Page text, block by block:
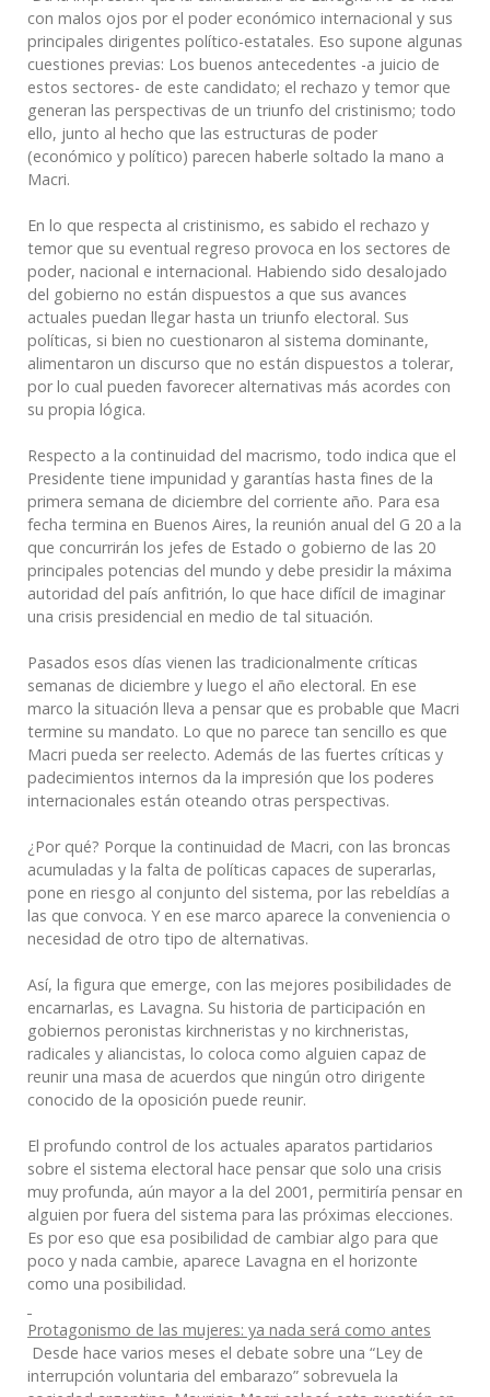
con malos ojos por el poder económico internacional y sus
principales dirigentes político-estatales. Eso supone algunas
cuestiones previas: Los buenos antecedentes -a juicio de
estos sectores- de este candidato; el rechazo y temor que
generan las perspectivas de un triunfo del cristinismo; todo
ello, junto al hecho que las estructuras de poder
(económico y político) parecen haberle soltado la mano a
Macri.
En lo que respecta al cristinismo, es sabido el rechazo y
temor que su eventual regreso provoca en los sectores de
poder, nacional e internacional. Habiendo sido desalojado
del gobierno no están dispuestos a que sus avances
actuales puedan llegar hasta un triunfo electoral. Sus
políticas, si bien no cuestionaron al sistema dominante,
alimentaron un discurso que no están dispuestos a tolerar,
por lo cual pueden favorecer alternativas más acordes con
su propia lógica.
Respecto a la continuidad del macrismo, todo indica que el
Presidente tiene impunidad y garantías hasta fines de la
primera semana de diciembre del corriente año. Para esa
fecha termina en Buenos Aires, la reunión anual del G 20 a la
que concurrirán los jefes de Estado o gobierno de las 20
principales potencias del mundo y debe presidir la máxima
autoridad del país anfitrión, lo que hace difícil de imaginar
una crisis presidencial en medio de tal situación.
Pasados esos días vienen las tradicionalmente críticas
semanas de diciembre y luego el año electoral. En ese
marco la situación lleva a pensar que es probable que Macri
termine su mandato. Lo que no parece tan sencillo es que
Macri pueda ser reelecto. Además de las fuertes críticas y
padecimientos internos da la impresión que los poderes
internacionales están oteando otras perspectivas.
¿Por qué? Porque la continuidad de Macri, con las broncas
acumuladas y la falta de políticas capaces de superarlas,
pone en riesgo al conjunto del sistema, por las rebeldías a
las que convoca. Y en ese marco aparece la conveniencia o
necesidad de otro tipo de alternativas.
Así, la figura que emerge, con las mejores posibilidades de
encarnarlas, es Lavagna. Su historia de participación en
gobiernos peronistas kirchneristas y no kirchneristas,
radicales y aliancistas, lo coloca como alguien capaz de
reunir una masa de acuerdos que ningún otro dirigente
conocido de la oposición puede reunir.
El profundo control de los actuales aparatos partidarios
sobre el sistema electoral hace pensar que solo una crisis
muy profunda, aún mayor a la del 2001, permitiría pensar en
alguien por fuera del sistema para las próximas elecciones.
Es por eso que esa posibilidad de cambiar algo para que
poco y nada cambie, aparece Lavagna en el horizonte
como una posibilidad.
Protagonismo de las mujeres: ya nada será como antes
Desde hace varios meses el debate sobre una “Ley de
interrupción voluntaria del embarazo” sobrevuela la